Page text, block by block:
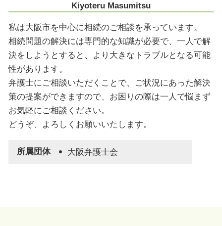
Kiyoteru Masumitsu
私は大阪市を中心に相続のご相談を承っています。
相続問題の解決には専門的な知識が必要で、一人で解
決をしようとすると、より大きなトラブルとなる可能
性があります。
弁護士にご相談いただくことで、ご状況にあった解決
策の提案ができますので、お困りの際は一人で悩まず
お気軽にご相談ください。
どうぞ、よろしくお願いいたします。
所属団体 大阪弁護士会